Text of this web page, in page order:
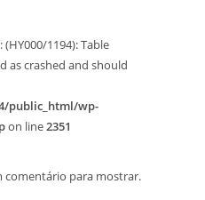
1194): Table
as crashed and should
public_html/wp-
on line2351
comentário para mostrar.